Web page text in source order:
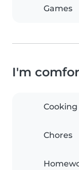
Games
I'm
Cooking
Chores